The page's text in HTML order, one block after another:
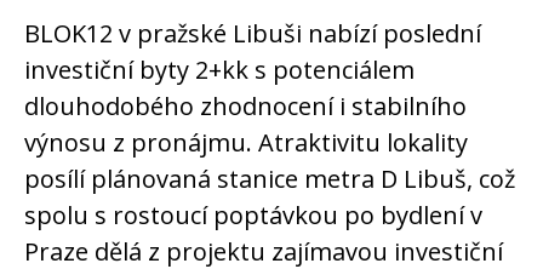
BLOK12 v pražské Libuši nabízí poslední
investiční byty 2+kk s potenciálem
dlouhodobého zhodnocení i stabilního
výnosu z pronájmu. Atraktivitu lokality
posílí plánovaná stanice metra D Libuš, což
spolu s rostoucí poptávkou po bydlení v
Praze dělá z projektu zajímavou investiční